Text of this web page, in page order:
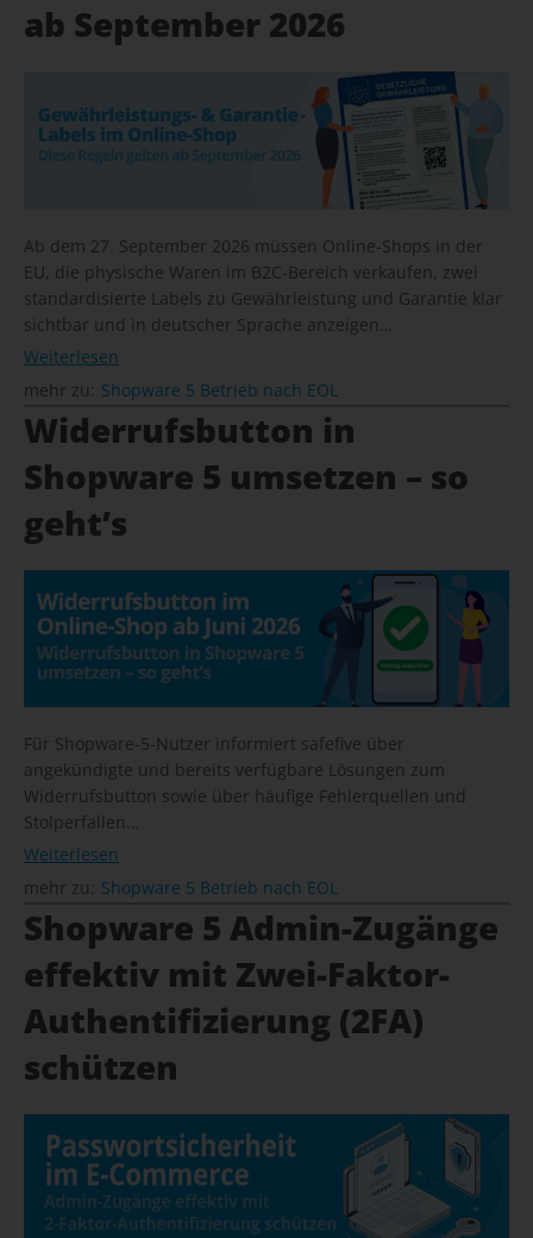
ab September 2026
Ab dem 27. September 2026 müssen Online-Shops in der
EU, die physische Waren im B2C-Bereich verkaufen, zwei
standardisierte Labels zu Gewährleistung und Garantie klar
sichtbar und in deutscher Sprache anzeigen…
Weiterlesen
mehr zu: Shopware 5 Betrieb nach EOL
Widerrufsbutton in
Shopware 5 umsetzen – so
geht’s
Für Shopware-5-Nutzer informiert safefive über
angekündigte und bereits verfügbare Lösungen zum
Widerrufsbutton sowie über häufige Fehlerquellen und
Stolperfallen…
Weiterlesen
mehr zu: Shopware 5 Betrieb nach EOL
Shopware 5 Admin-Zugänge
effektiv mit Zwei-Faktor-
Authentifizierung (2FA)
schützen